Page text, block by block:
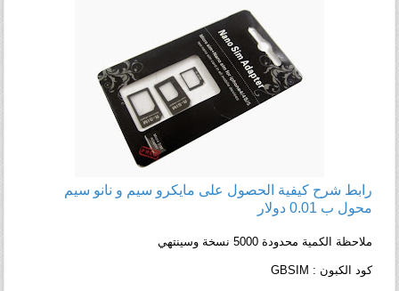
رابط شرح كيفية الحصول على مايكرو سيم و نانو سيم
محول ب 0.01 دولار
ملاحظة الكمية محدودة 5000 نسخة وسينتهي
GBSIM : كود الكبون